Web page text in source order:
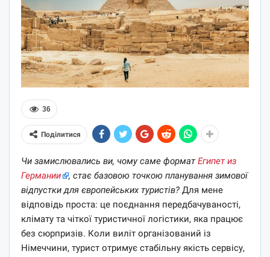
36
Поділитися
Чи замислювались ви, чому саме форматЕгипет из
Германии
, стає базовою точкою планування зимової
відпустки для європейських туристів? Для мене
відповідь проста: це поєднання передбачуваності,
клімату та чіткої туристичної логістики, яка працює
без сюрпризів. Коли виліт організований із
Німеччини, турист отримує стабільну якість сервісу,